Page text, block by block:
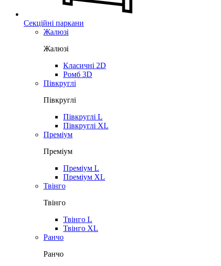
Секційні паркани
Жалюзі
Жалюзі
Класичні 2D
Ромб 3D
Півкруглі
Півкруглі
Півкруглі L
Півкруглі XL
Преміум
Преміум
Преміум L
Преміум XL
Твінго
Твінго
Твінго L
Твінго XL
Ранчо
Ранчо